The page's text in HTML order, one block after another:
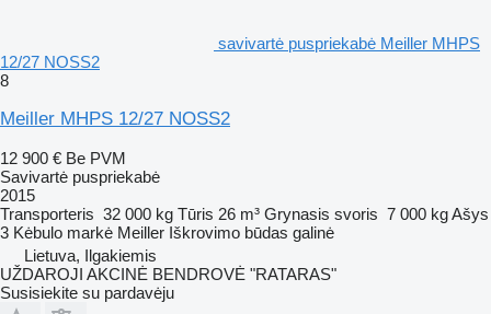
savivartė puspriekabė Meiller MHPS
12/27 NOSS2
8
Meiller MHPS 12/27 NOSS2
12 900 € Be PVM
Savivartė puspriekabė
2015
Transporteris 32 000 kg Tūris 26 m³ Grynasis svoris 7 000 kgAšys
3 Kėbulo markė Meiller Iškrovimo būdas galinė
Lietuva, Ilgakiemis
UŽDAROJI AKCINĖ BENDROVĖ "RATARAS"
Susisiekite su pardavėju